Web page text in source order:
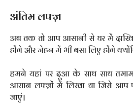
अंतिम लफ्ज़
अब तक तो आप आसानी से घर में
होंगे और जेहन में भी बसा लिए होंगे
हमने यहां पर दुआ के साथ साथ
आसान लफ्ज़ों में लिखा था जिसे
जाएं।